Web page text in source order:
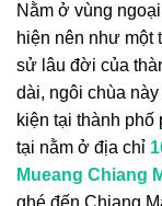
Nằm ở vùng
hiện nên như một
sử lâu đời của
dài, ngôi chùa
kiện tại thành
tại nằm ở địa chỉ
Mueang Chiang